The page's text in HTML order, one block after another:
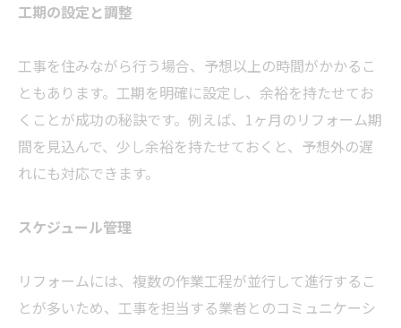
工期の設定と調整
工事を住みながら行う場合、予想以上の時間がかかるこ
ともあります。工期を明確に設定し、余裕を持たせてお
くことが成功の秘訣です。例えば、1ヶ月のリフォーム期
間を見込んで、少し余裕を持たせておくと、予想外の遅
れにも対応できます。
スケジュール管理
リフォームには、複数の作業工程が並行して進行するこ
とが多いため、工事を担当する業者とのコミュニケーシ